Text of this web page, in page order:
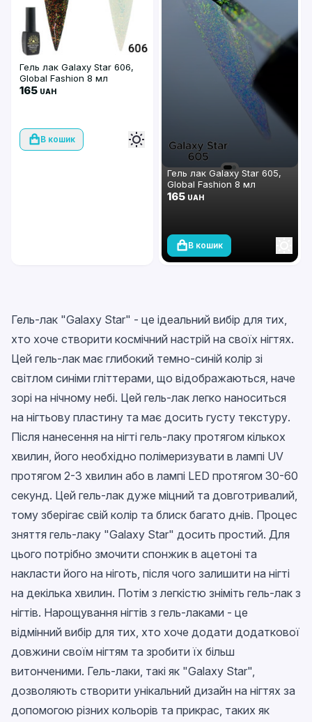
Гель лак Galaxy Star 606,
Global Fashion 8 мл
165 UAH
В кошик
Гель лак Galaxy Star 605,
Global Fashion 8 мл
165 UAH
В кошик
Гель-лак "Galaxy Star" - це ідеальний вибір для тих,
хто хоче створити космічний настрій на своїх нігтях.
Цей гель-лак має глибокий темно-синій колір зі
світлом синіми гліттерами, що відображаються, наче
зорі на нічному небі. Цей гель-лак легко наноситься
на нігтьову пластину та має досить густу текстуру.
Після нанесення на нігті гель-лаку протягом кількох
хвилин, його необхідно полімеризувати в лампі UV
протягом 2-3 хвилин або в лампі LED протягом 30-60
секунд. Цей гель-лак дуже міцний та довготривалий,
тому зберігає свій колір та блиск багато днів. Процес
зняття гель-лаку "Galaxy Star" досить простий. Для
цього потрібно змочити спонжик в ацетоні та
накласти його на ніготь, після чого залишити на нігті
на декілька хвилин. Потім з легкістю зніміть гель-лак з
нігтів. Нарощування нігтів з гель-лаками - це
відмінний вибір для тих, хто хоче додати додаткової
довжини своїм нігтям та зробити їх більш
витонченими. Гель-лаки, такі як "Galaxy Star",
дозволяють створити унікальний дизайн на нігтях за
допомогою різних кольорів та прикрас, таких як